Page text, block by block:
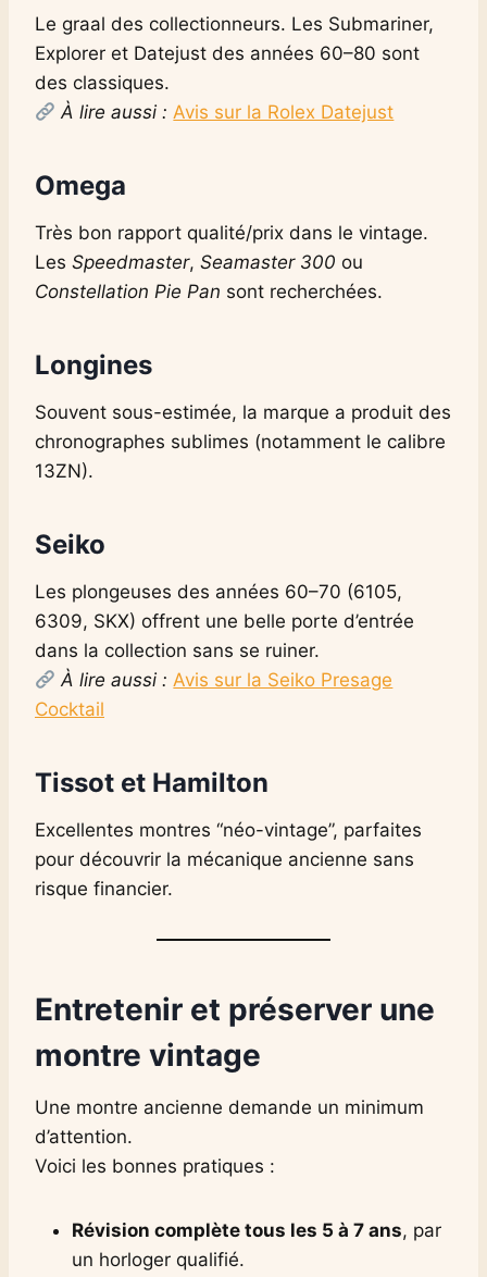
Le graal des collectionneurs. Les Submariner,
Explorer et Datejust des années 60–80 sont
des classiques.
À lire aussi : Avis sur la Rolex Datejust
Omega
Très bon rapport qualité/prix dans le vintage.
Les Speedmaster, Seamaster 300 ou
Constellation Pie Pan sont recherchées.
Longines
Souvent sous-estimée, la marque a produit des
chronographes sublimes (notamment le calibre
13ZN).
Seiko
Les plongeuses des années 60–70 (6105,
6309, SKX) offrent une belle porte d’entrée
dans la collection sans se ruiner.
À lire aussi : Avis sur la Seiko Presage
Cocktail
Tissot et Hamilton
Excellentes montres “néo-vintage”, parfaites
pour découvrir la mécanique ancienne sans
risque financier.
Entretenir et préserver une
montre vintage
Une montre ancienne demande un minimum
d’attention.
Voici les bonnes pratiques :
Révision complète tous les 5 à 7 ans, par
un horloger qualifié.